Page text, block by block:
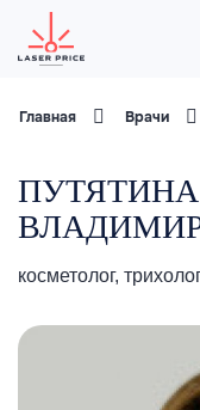
Главная Врачи
косметолог,